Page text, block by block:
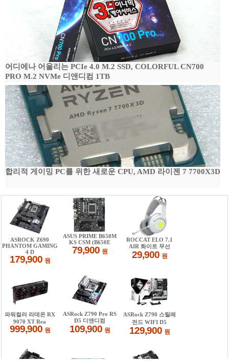
어디에나 어울리는 PCIe 4.0 M.2 SSD, COLORFUL CN700
PRO M.2 NVMe 디앤디컴 1TB
합리적 게이밍 PC를 위한 새로운 CPU, AMD 라이젠 7 7700X3D